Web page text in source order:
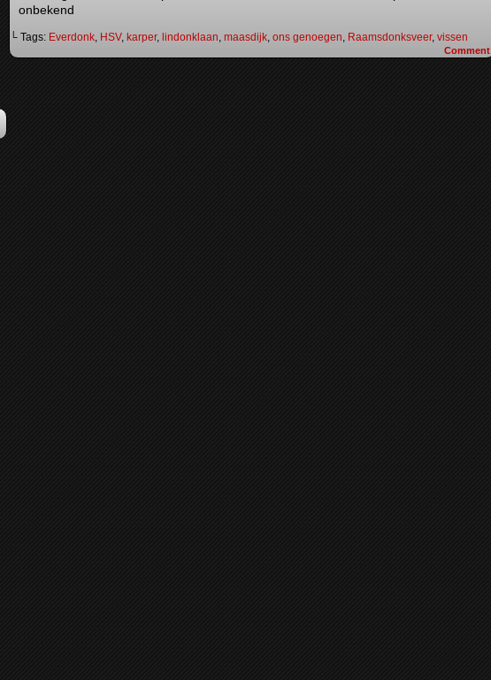
onbekend
└ Tags: Everdonk, HSV, karper, lindonklaan, maasdijk, ons genoegen, Raamsdonksveer, vissen
Comment